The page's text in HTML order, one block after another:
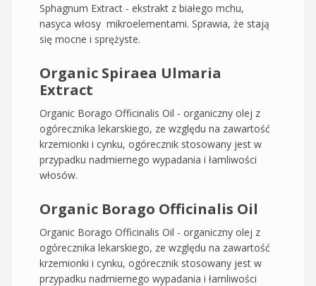
Sphagnum Extract - ekstrakt z białego mchu,
nasyca włosy mikroelementami. Sprawia, że stają
się mocne i sprężyste.
Organic Spiraea Ulmaria
Extract
Organic Borago Officinalis Oil - organiczny olej z
ogórecznika lekarskiego, ze względu na zawartość
krzemionki i cynku, ogórecznik stosowany jest w
przypadku nadmiernego wypadania i łamliwości
włosów.
Organic Borago Officinalis Oil
Organic Borago Officinalis Oil - organiczny olej z
ogórecznika lekarskiego, ze względu na zawartość
krzemionki i cynku, ogórecznik stosowany jest w
przypadku nadmiernego wypadania i łamliwości